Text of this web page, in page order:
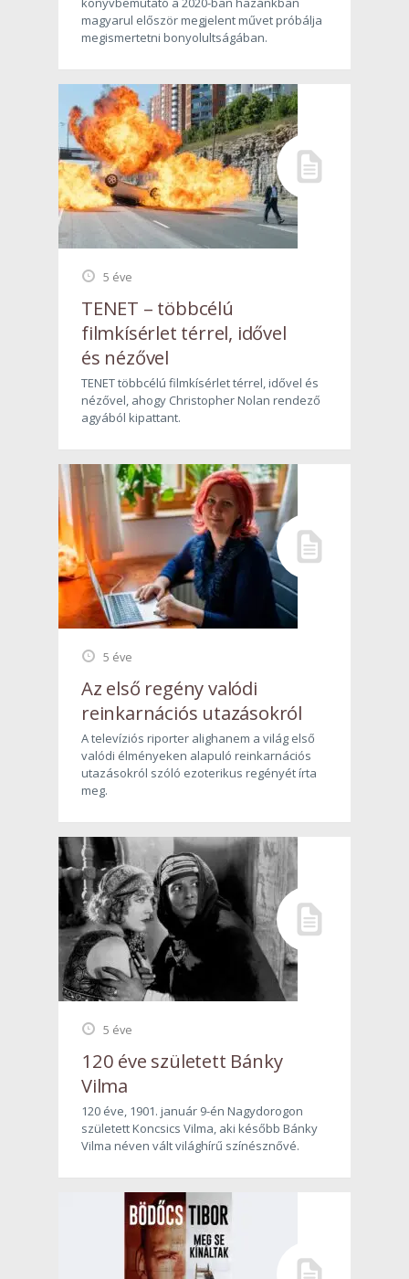
magyarul először megjelent művet próbálja
megismertetni bonyolultságában.
5 éve
TENET – többcélú
filmkísérlet térrel, idővel
és nézővel
TENET többcélú filmkísérlet térrel, idővel és
nézővel, ahogy Christopher Nolan rendező
agyából kipattant.
5 éve
Az első regény valódi
reinkarnációs utazásokról
A televíziós riporter alighanem a világ első
valódi élményeken alapuló reinkarnációs
utazásokról szóló ezoterikus regényét írta
meg.
5 éve
120 éve született Bánky
Vilma
120 éve, 1901. január 9-én Nagydorogon
született Koncsics Vilma, aki később Bánky
Vilma néven vált világhírű színésznővé.